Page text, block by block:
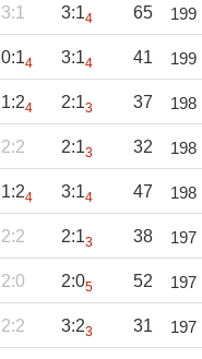
3:1 3:14 65 199
0:14 3:14 41 199
1:24 2:13 37 198
2:2 2:13 32 198
1:24 3:14 47 198
2:2 2:13 38 197
2:0 2:05 52 197
2:2 3:23 31 197